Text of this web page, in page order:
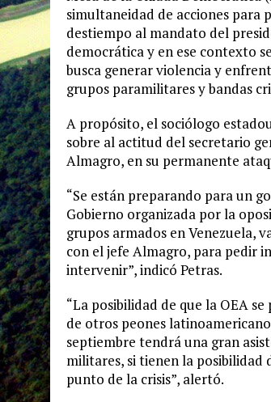
simultaneidad de acciones para
destiempo al mandato del
democrática y en ese contexto
busca generar violencia y
grupos paramilitares y bandas
A propósito, el sociólogo
sobre al actitud del secretario
Almagro, en su permanente
“Se están preparando para un
Gobierno organizada por la
grupos armados en Venezuela,
con el jefe Almagro, para pedir
intervenir”, indicó Petras.
“La posibilidad de que la OEA
de otros peones
septiembre tendrá una gran
militares, si tienen la posibilidad
punto de la crisis”, alertó.